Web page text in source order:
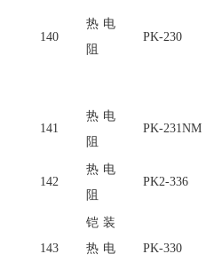
140
热电
阻
PK-230
141
热电
阻
PK-231NM
142
热电
阻
PK2-336
143
铠装
热电
PK-330